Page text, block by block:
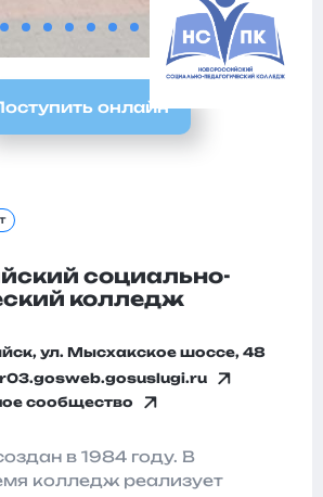
онлайн
социально-
колледж
ул. Мысхакское шоссе, 48
сообщество
в 1984 году. В
колледж реализует